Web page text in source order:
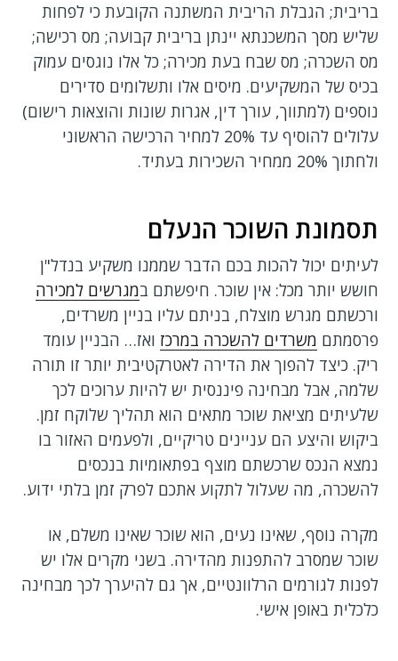
בריבית; הגבלת הריבית המשתנה הקובעת כי לפחות
שליש מסך המשכנתא יינתן בריבית קבועה; מס רכישה;
מס השכרה; מס שבח בעת מכירה; כל אלו נוגסים עמוק
בכיס של המשקיעים. מיסים אלו ותשלומים סדירים
נוספים (למתווך, עורך דין, אגרות שונות והוצאות רישום)
עלולים להוסיף עד 20% למחיר הרכישה הראשוני
ולחתוך 20% ממחיר השכירות בעתיד.
תסמונת השוכר הנעלם
לעיתים יכול להכות בכם הדבר שממנו משקיע בנדל"ן
חושש יותר מכל: אין שוכר. חיפשתם במגרשים למכירה
ורכשתם מגרש מוצלח, בניתם עליו בניין משרדים,
פרסמתם משרדים להשכרה במרכז ואז… הבניין עומד
ריק. כיצד להפוך את הדירה לאטרקטיבית יותר זו תורה
שלמה, אבל מבחינה פיננסית יש להיות ערוכים לכך
שלעיתים מציאת שוכר מתאים הוא תהליך שלוקח זמן.
ביקוש והיצע הם עניינים טריקיים, ולפעמים האזור בו
נמצא הנכס שרכשתם מוצף בפתאומיות בנכסים
להשכרה, מה שעלול לתקוע אתכם לפרק זמן בלתי ידוע.
מקרה נוסף, שאינו נעים, הוא שוכר שאינו משלם, או
שוכר שמסרב להתפנות מהדירה. בשני מקרים אלו יש
לפנות לגורמים הרלוונטיים, אך גם להיערך לכך מבחינה
כלכלית באופן אישי.